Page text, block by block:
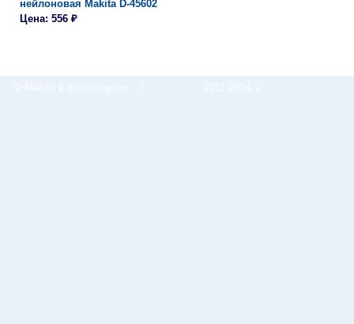
нейлоновая Makita D-45602
Цена: 556 ₽